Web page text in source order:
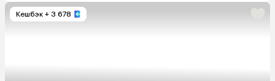
Кешбэк + 3 678